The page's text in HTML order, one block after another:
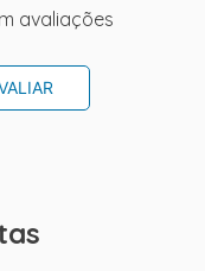
avaliações